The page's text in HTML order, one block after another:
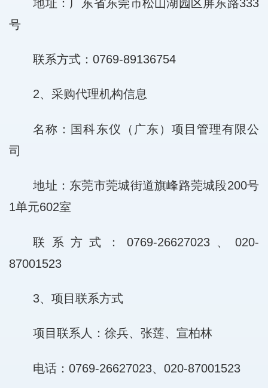
地址：广东省东莞市松山湖园区屏东路333
号
联系方式：0769-89136754
2、采购代理机构信息
名称：国科东仪（广东）项目管理有限公
司
地址：东莞市莞城街道旗峰路莞城段200号
1单元602室
联系方式：0769-26627023、020-
87001523
3、项目联系方式
项目联系人：徐兵、张莲、宣柏林
电话：0769-26627023、020-87001523